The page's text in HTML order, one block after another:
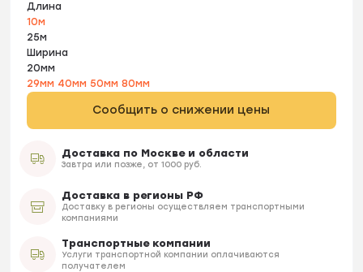
Длина
10м
25м
Ширина
20мм
29мм 40мм50мм80мм
Сообщить о снижении цены
Доставка по Москве и области
Завтра или позже, от 1000 руб.
Доставка в регионы РФ
Доставку в регионы осуществляем транспортными
компаниями
Транспортные компании
Услуги транспортной компании оплачиваются
получателем